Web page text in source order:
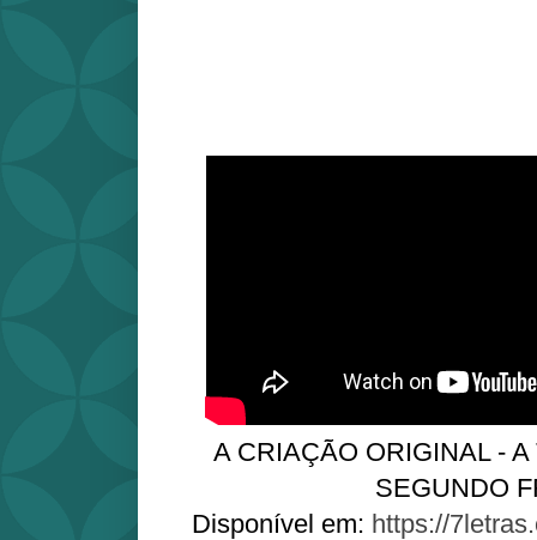
A CRIAÇÃO ORIGINAL -
SEGUNDO
Disponível em: https://